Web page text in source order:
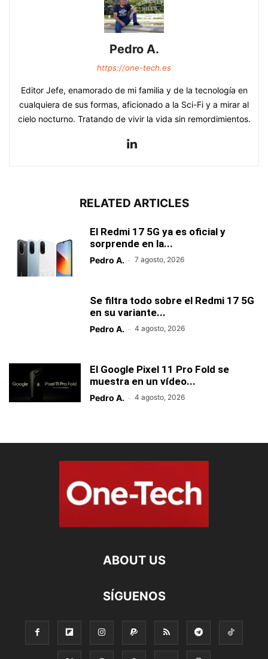
Pedro A.
https://one-tech.es
Editor Jefe, enamorado de mi familia y de la tecnología en
cualquiera de sus formas, aficionado a la Sci-Fi y a mirar al
cielo nocturno. Tratando de vivir la vida sin remordimientos.
RELATED ARTICLES
El Redmi 17 5G ya es oficial y
sorprende en la...
Pedro A. - 7 agosto, 2026
Se filtra todo sobre el Redmi 17 5G
en su variante...
Pedro A. - 4 agosto, 2026
El Google Pixel 11 Pro Fold se
muestra en un vídeo...
Pedro A. - 4 agosto, 2026
ABOUT US
SÍGUENOS